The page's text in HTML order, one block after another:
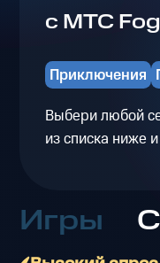
с МТС
Приключения
Выбери любой
из списка ниже
Игры